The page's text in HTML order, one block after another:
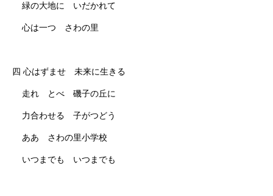
緑の大地に いだかれて
心は一つ さわの里
四 心はずませ 未来に生きる
走れ とべ 磯子の丘に
力合わせる 子がつどう
ああ さわの里小学校
いつまでも いつまでも